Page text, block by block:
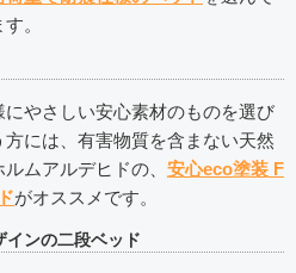
。
やさしい安心素材のものを選び
には、有害物質を含まない天然
ムアルデヒドの、 安心eco塗装 F
がオススメです。
インの二段ベッド